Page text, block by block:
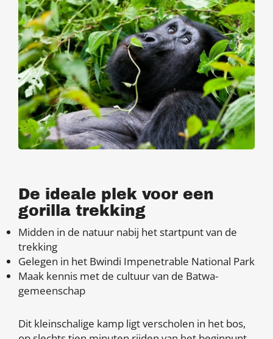
De ideale plek voor een
gorilla trekking
Midden in de natuur nabij het startpunt van de
trekking
Gelegen in het Bwindi Impenetrable National Park
Maak kennis met de cultuur van de Batwa-
gemeenschap
Dit kleinschalige kamp ligt verscholen in het bos,